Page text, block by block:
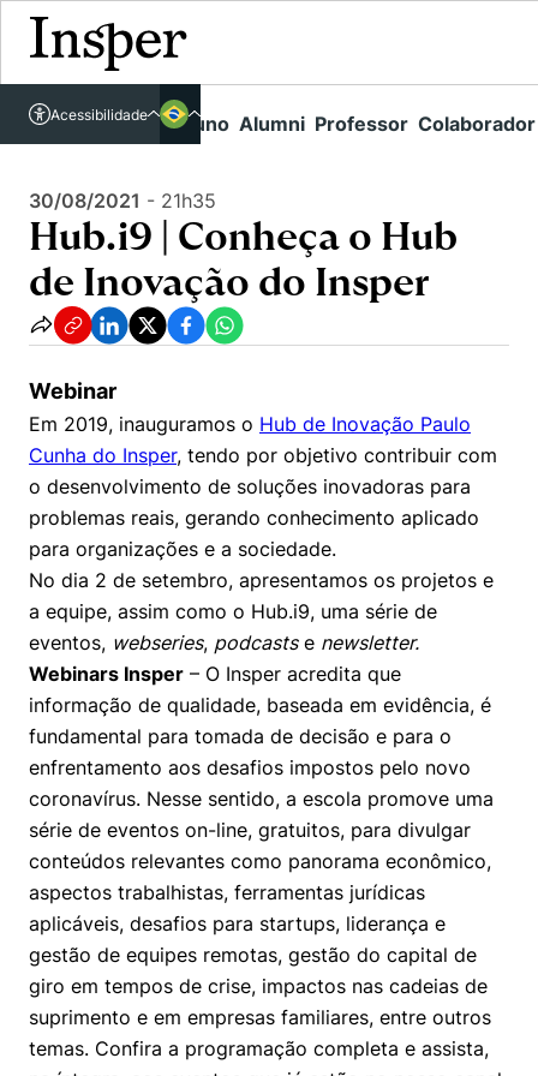
Links rápidos Aluno Alumni Professor Colaborador
Acessibilidade
Acessível em libras
Vestibular
Graduação
Todas as Engenharias
Engenharia de Computação
Engenharia de Produção
Engenharia Mecatrônica
Pós-Graduação
Economia
Finanças
Negócios
Educação Executiva
Busca por Áreas de Conhecimento
Quem Somos
Campus
Student Life
Núcleo de Carreiras
Hub de Inovação e Empreendedorismo
Como funciona
Prêmio Duda Ermírio de Moraes
Como funciona
Resolução Eficaz de Problemas
Oportunidade de Negócios
Women in Action
Sala de Imprensa
Comunidade Transforme
Missão
Lista de doadores
Pesquisa
Pesquisa no Insper
Centros de Conhecimento
Cátedras
Centro de Dados e IA
Biblioteca Telles
Repositório Institucional
Pesquisa na Graduação
Seminários Acadêmicos
Comitê de Ética em Pesquisa
Carreiras e Cursos
Eventos
Newsletters
Notícias
Youtube
Instagram
Linkedin
Unidades Acadêmicas
Gestão e Economia
Engenharia e Ciência da Computação
Corpo Docente
Busca por docentes
Áreas de Conhecimento
Prêmios de Excelência
Ensino e aprendizagem
Fale Conosco
Atendimento
Visite o Insper
Canal de Ética
Ouvidoria
Portal da Privacidade
Insper - Home Page\Agenda de Eventos - arquivo \
Hub.i9 | Conheça o Hub de Inovação do Insper
30/08/2021 - 21h35
Hub.i9 | Conheça o Hub
de Inovação do Insper
Webinar
Em 2019, inauguramos o Hub de Inovação Paulo
Cunha do Insper, tendo por objetivo contribuir com
o desenvolvimento de soluções inovadoras para
problemas reais, gerando conhecimento aplicado
para organizações e a sociedade.
No dia 2 de setembro, apresentamos os projetos e
a equipe, assim como o Hub.i9, uma série de
eventos, webseries, podcastse newsletter.
Webinars Insper – O Insper acredita que
informação de qualidade, baseada em evidência, é
fundamental para tomada de decisão e para o
enfrentamento aos desafios impostos pelo novo
coronavírus. Nesse sentido, a escola promove uma
série de eventos on-line, gratuitos, para divulgar
conteúdos relevantes como panorama econômico,
aspectos trabalhistas, ferramentas jurídicas
aplicáveis, desafios para startups, liderança e
gestão de equipes remotas, gestão do capital de
giro em tempos de crise, impactos nas cadeias de
suprimento e em empresas familiares, entre outros
temas. Confira a programação completa e assista,